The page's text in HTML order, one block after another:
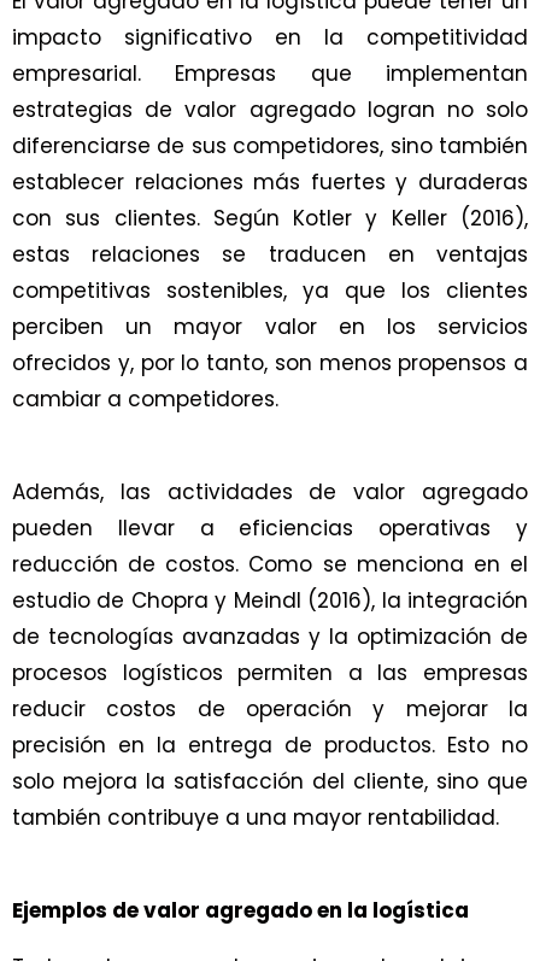
impacto significativo en la competitividad
empresarial. Empresas que implementan
estrategias de valor agregado logran no solo
diferenciarse de sus competidores, sino también
establecer relaciones más fuertes y duraderas
con sus clientes. Según Kotler y Keller (2016),
estas relaciones se traducen en ventajas
competitivas sostenibles, ya que los clientes
perciben un mayor valor en los servicios
ofrecidos y, por lo tanto, son menos propensos a
cambiar a competidores.
Además, las actividades de valor agregado
pueden llevar a eficiencias operativas y
reducción de costos. Como se menciona en el
estudio de Chopra y Meindl (2016), la integración
de tecnologías avanzadas y la optimización de
procesos logísticos permiten a las empresas
reducir costos de operación y mejorar la
precisión en la entrega de productos. Esto no
solo mejora la satisfacción del cliente, sino que
también contribuye a una mayor rentabilidad.
Ejemplos de valor agregado en la logística